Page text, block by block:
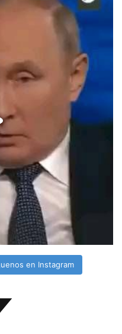
en Instagram